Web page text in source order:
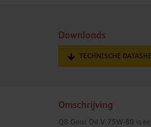
Downloads
TECHNISCHE
Omschrijving
Q8 Gear Oil V 75W-80 is